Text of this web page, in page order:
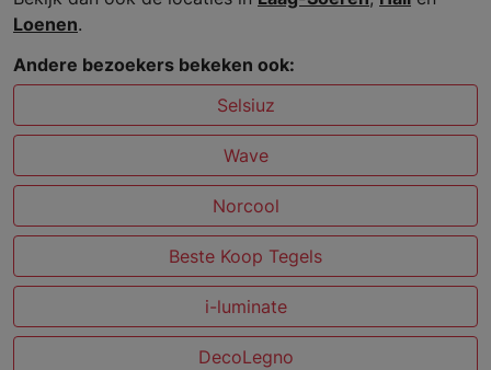
Loenen.
Andere bezoekers bekeken ook:
Selsiuz
Wave
Norcool
Beste Koop Tegels
i-luminate
DecoLegno